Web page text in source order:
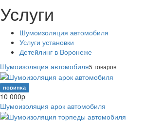
Услуги
Шумоизоляция автомобиля
Услуги установки
Детейлинг в Воронеже
Шумоизоляция автомобиля5 товаров
новинка
10 000p
Шумоизоляция арок автомобиля